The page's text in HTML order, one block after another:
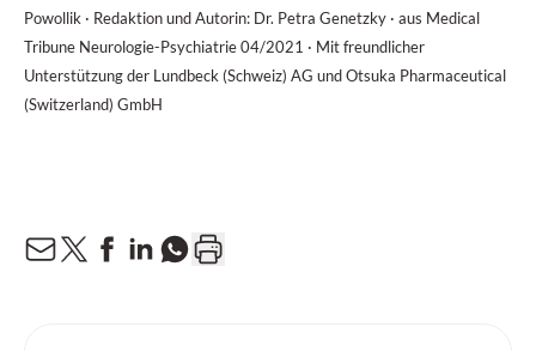
Powollik · Redaktion und Autorin: Dr. Petra Genetzky · aus Medical
Tribune Neurologie-Psychiatrie 04/2021 · Mit freundlicher
Unterstützung der Lundbeck (Schweiz) AG und Otsuka Pharmaceutical
(Switzerland) GmbH